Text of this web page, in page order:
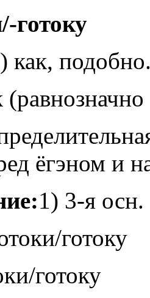
готоку
как,
ёгэном и
1) 3-я осн.
готоку
готоку